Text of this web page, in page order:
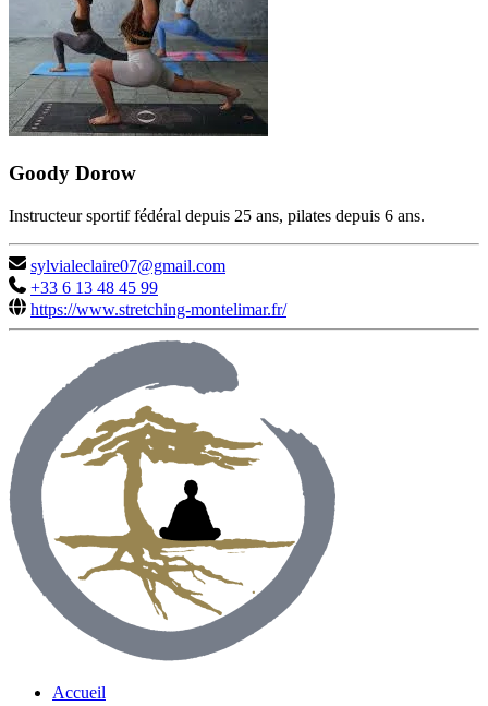
Goody Dorow
Instructeur sportif fédéral depuis 25 ans, pilates depuis 6 ans.
sylvialeclaire07@gmail.com
+33 6 13 48 45 99
https://www.stretching-montelimar.fr/
Accueil